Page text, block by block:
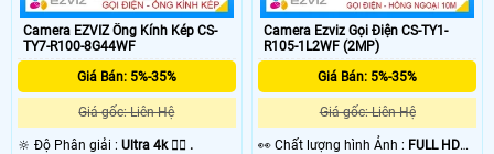
Camera EZVIZ Ống Kính Kép CS-
TY7-R100-8G44WF
Giá Bán: 5%-35%
Giá gốc: Liên Hệ
🔆 Độ Phân giải : Ultra 4k 👍🏾 .
Camera Ezviz Gọi Điện CS-TY1-
R105-1L2WF (2MP)
Giá Bán: 5%-35%
Giá gốc: Liên Hệ
️👀 Chất lượng hình Ảnh : FULL HD